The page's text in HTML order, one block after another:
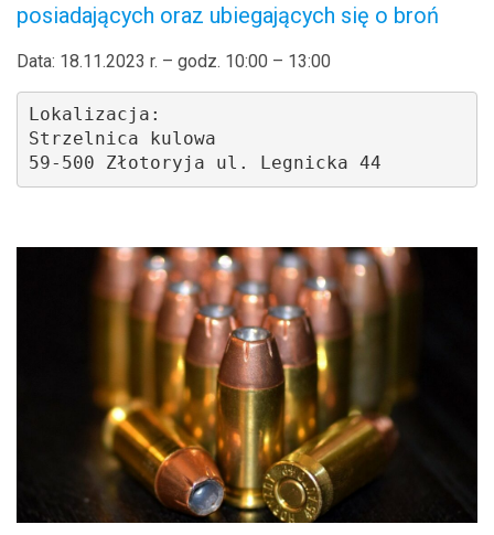
posiadających oraz ubiegających się o broń
Data: 18.11.2023 r. – godz. 10:00 – 13:00
Lokalizacja:
Strzelnica kulowa
59-500 Złotoryja ul. Legnicka 44